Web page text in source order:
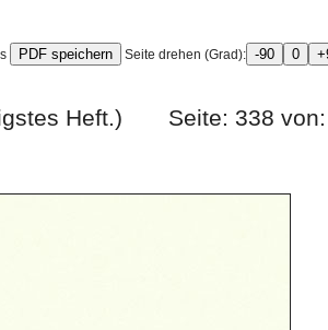
Seite drehen (Grad):
Heft.) Seite: 338